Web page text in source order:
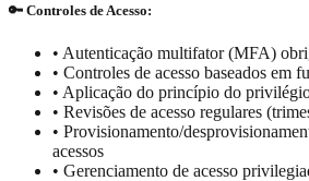
🔑 Controles de Acesso:
• Autenticação multifator (MFA)
• Controles de acesso baseados em
• Aplicação do princípio do
• Revisões de acesso regulares
• Provisionamento/
acessos
• Gerenciamento de acesso